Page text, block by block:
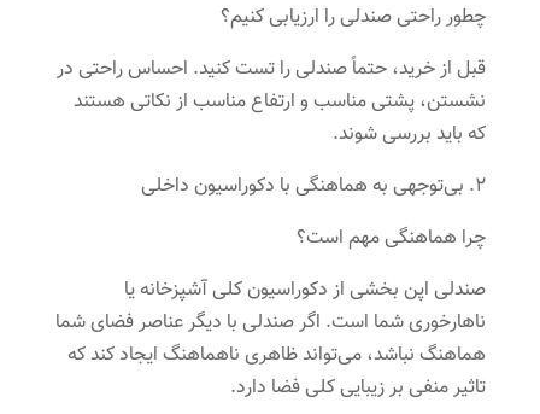
چطور راحتی صندلی را ارزیابی کنیم؟
قبل از خرید، حتماً صندلی را تست کنید. احساس راحتی در
نشستن، پشتی مناسب و ارتفاع مناسب از نکاتی هستند
که باید بررسی شوند.
۲. بی‌توجهی به هماهنگی با دکوراسیون داخلی
چرا هماهنگی مهم است؟
صندلی اپن بخشی از دکوراسیون کلی آشپزخانه یا
ناهارخوری شما است. اگر صندلی با دیگر عناصر فضای شما
هماهنگ نباشد، می‌تواند ظاهری ناهماهنگ ایجاد کند که
تاثیر منفی بر زیبایی کلی فضا دارد.